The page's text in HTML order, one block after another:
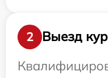
2
Выезд